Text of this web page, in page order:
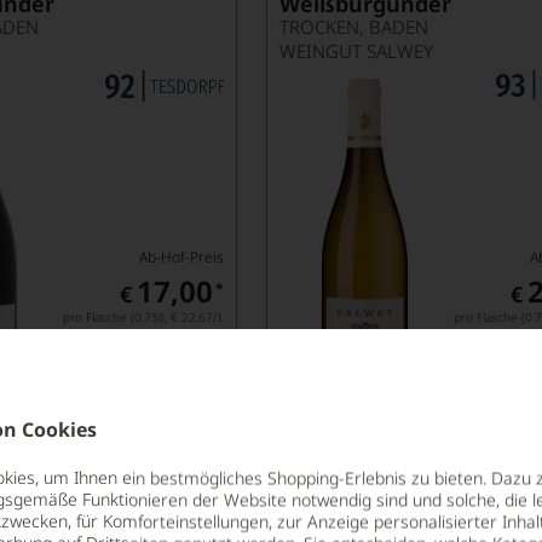
Cookies
um Ihnen ein bestmögliches Shopping-Erlebnis zu bieten. Dazu
Funktionieren der Website notwendig sind und solche, die
für Komforteinstellungen, zur Anzeige personalisierter
Ab-Hof-Preis
€ 17,00 *
pro Flasche (0.75l), € 22,67/L
TROCKEN, BADEN
WEINGUT SALWEY
€
pro Flasche
GG
2022
Eichberg
GG